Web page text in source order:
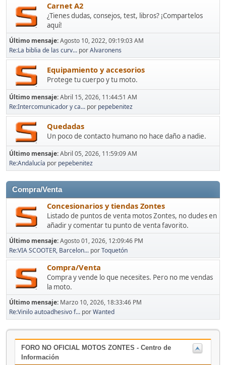
Carnet A2
¿Tienes dudas, consejos, test, libros? ¡Compartelos
aquí!
Último mensaje:Agosto 10, 2022, 09:19:03 AM
Re:La biblia de las curv... porAlvaronens
Equipamiento y accesorios
Protege tu cuerpo y tu moto.
Último mensaje:Abril 15, 2026, 11:44:51 AM
Re:Intercomunicador y ca... por pepebenitez
Quedadas
Un poco de contacto humano no hace daño a nadie.
Último mensaje:Abril 05, 2026, 11:59:09 AM
Re:Andalucía por pepebenitez
Compra/Venta
Concesionarios y tiendas Zontes
Listado de puntos de venta motos Zontes, no dudes en
añadir y comentar tu punto de venta favorito.
Último mensaje:Agosto 01, 2026, 12:09:46 PM
Re:VIA SCOOTER, Barcelon... porToquetón
Compra/Venta
Compra y vende lo que necesites. Pero no me vendas
la moto.
Último mensaje: Marzo 10, 2026, 18:33:46 PM
Re:Vinilo autoadhesivo f... porWanted
FORO NO OFICIAL MOTOS ZONTES - Centro de
Información